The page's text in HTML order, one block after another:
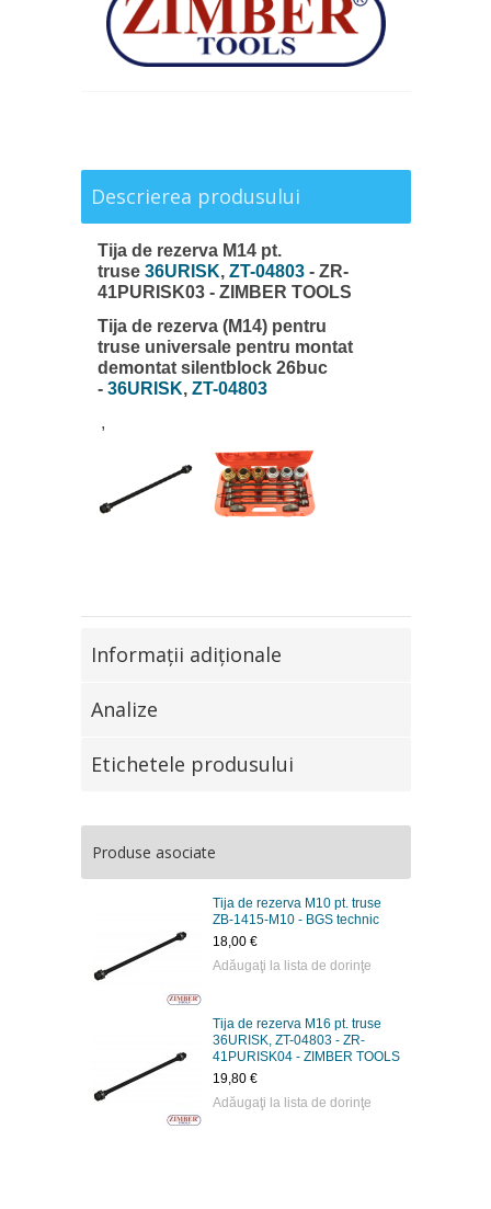
Descrierea produsului
Tija de rezerva M14 pt.
truse 36URISK, ZT-04803- ZR-
41PURISK03 - ZIMBER TOOLS
Tija de rezerva (M14) pentru
truse universale pentru montat
demontat silentblock 26buc
- 36URISK, ZT-04803
,
Informaţii adiţionale
Analize
Etichetele produsului
Produse asociate
Tija de rezerva M10 pt. truse
ZB-1415-M10 - BGS technic
18,00 €
Adăugaţi la lista de dorinţe
Tija de rezerva M16 pt. truse
36URISK, ZT-04803 - ZR-
41PURISK04 - ZIMBER TOOLS
19,80 €
Adăugaţi la lista de dorinţe